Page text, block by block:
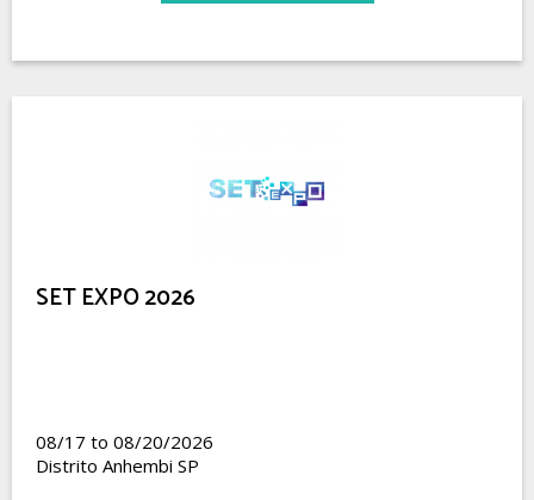
SET EXPO 2026
08/17 to 08/20/2026
Distrito Anhembi SP